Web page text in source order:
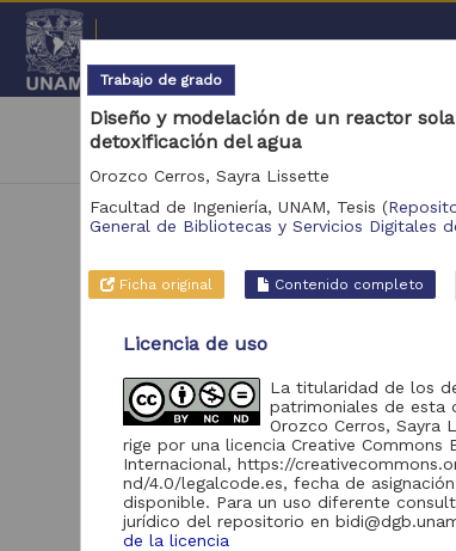
cancel | Universidad Nacional Autónoma de
Coordinación General de Estudios de
Trabajo de grado
Diseño y modelación de un reactor
detoxificación del agua
Orozco Cerros, Sayra Lissette
Facultad de Ingeniería, UNAM, Tesis(
General de Bibliotecas y Servicios Digitales
Ficha original Contenido completo
Licencia de uso
La titularidad de los
patrimoniales de esta
Orozco Cerros, Sayra
rige por una licencia Creative Commons
Internacional, https://
nd/4.0/legalcode.es, fecha de
disponible. Para un uso diferente
jurídico del repositorio en
de la licencia